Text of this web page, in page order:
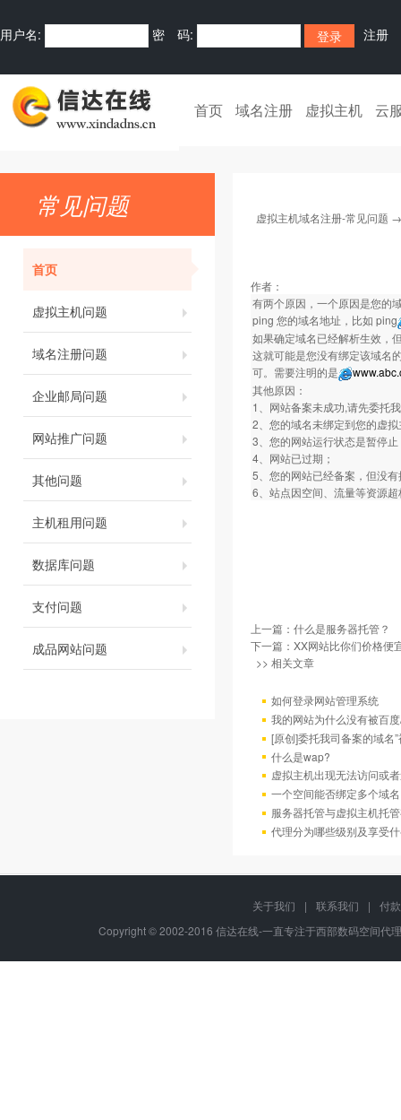
用户名: 密 码: 注册
首页 域名注册 虚拟主机 云
常见问题
首页
虚拟主机问题
域名注册问题
企业邮局问题
网站推广问题
其他问题
主机租用问题
数据库问题
支付问题
成品网站问题
虚拟主机域名注册-常见问题
作者：
有两个原因，一个原因是您的
ping 您的域名地址，比如 ping
如果确定域名已经解析生效，
这就可能是您没有绑定该域名
可。需要注明的是
其他原因：
1、网站备案未成功,请先委托
2、您的域名未绑定到您的虚
3、您的网站运行状态是暂停止
4、网站已过期；
5、您的网站已经备案，但没
6、站点因空间、流量等资源
上一篇： 什么是服务器托管？
下一篇： XX网站比你们价格便
>> 相关文章
如何登录网站管理系统
我的网站为什么没有被百
[原创]委托我司备案的域名
什么是wap?
虚拟主机出现无法访问或
一个空间能否绑定多个域
服务器托管与虚拟主机托
代理分为哪些级别及享受
关于我们 | 联系我们 |
付
Copyright © 2002-2016 信达在线-一直专注于西部数码空间